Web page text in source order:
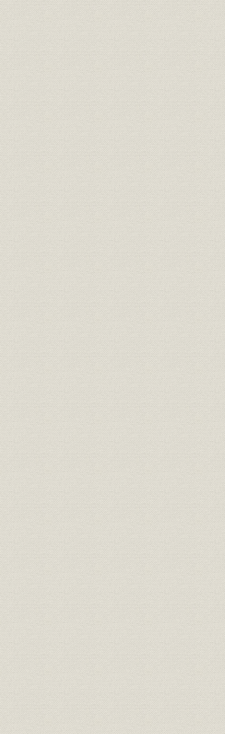
第2節 既存市場への製品拡大と新市場への参入
第3節 経営体質の強化
第4節 製造販売体制の整備
第5節 諸制度の実践
第6節 当時の社内動向
第6章 成長路線への布石(昭和41年~昭和52年)
第1節 当時の我が国の経済状況
第2節 多角化と成長路線への推進
第3節 蒲田工場移転計画と労働組合の動き
第4節 M&Aの動きへの対応
第5節 オイルショックによる不況への対処
第6節 社長の交代
第7節 諸施策の実施
第8節 故橋井真氏を悼む
第7章 生産体制整備計画とセンター構想の推進(昭和53年~平成3年)
第1節 我が国の経済状況
第2節 生産体制整備計画の推進
第3節 センター構想の提示
第4節 センター構想下での技術・生産機能の充実化
第5節 事業の拡大を目指して
第6節 オイルショック不況を乗り切った「価値の創造」運動とその展
第7節 1千億円企業の夢
第8節 労働組合、上部団体「全国金属」から脱退
第9節 「SANKO EXPRESS」号事故の対応
第10節 河野社長を悼む
第11節 社長の交代、第6代社長に広野信衛、会長には西村晃が就任
第12節 事業環境の変化とその対応
第13節 新製品の開発・投入
第14節 全社ネットワークの整備と基幹システムの再構築
第15節 諸制度の実施
第16節 CI運動と社名変更
第8章 新たなる飛躍を目指して ピカッと光る会社を目指して(平成4年~平
第1節 我が国の経済状況
第2節 業績低迷に苦悩
第3節 全社をあげて業績改善へ取り組む